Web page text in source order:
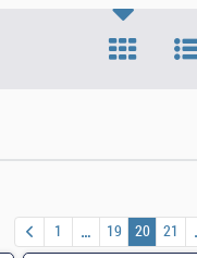
1 19 20 21